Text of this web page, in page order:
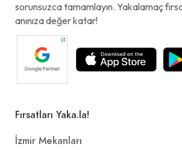
sorunsuzca tamamlayın. Yakalamaç
anınıza değer katar!
Fırsatları Yaka.la!
İzmir Mekanları